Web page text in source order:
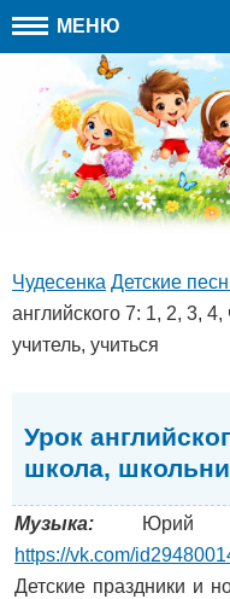
МЕНЮ
Чудесенка Детские
английского 7: 1, 2, 3,
учитель, учиться
Урок
школа,
Музыка: Юрий
https://vk.com/
Детские праздники и